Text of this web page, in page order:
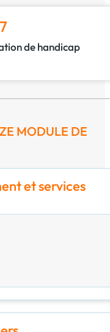
de handicap
MODULE DE
et services